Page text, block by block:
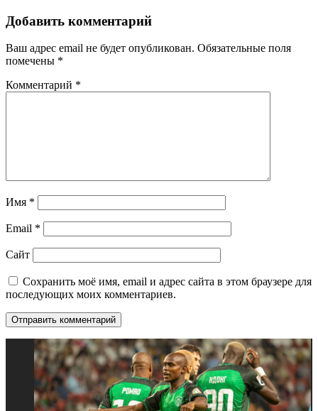
Добавить комментарий
Ваш адрес email не будет опубликован. Обязательные поля
помечены *
Комментарий *
Имя *
Email *
Сайт
Сохранить моё имя, email и адрес сайта в этом браузере для
последующих моих комментариев.